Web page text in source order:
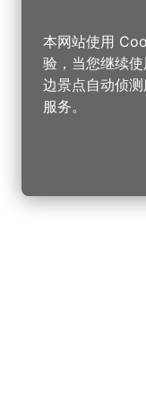
本网站使用
验，当您继续
边景点自动侦
服务。